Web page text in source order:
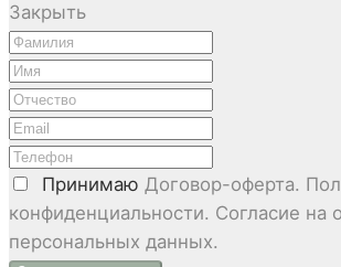
Закрыть
Принимаю Договор-оферта.
конфиденциальности. Согласие на
персональных данных.